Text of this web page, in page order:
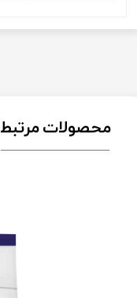
محصولات مرتبط